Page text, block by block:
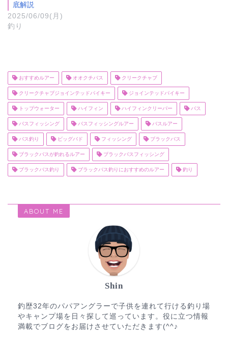
底解説
2025/06/09(月)
釣り
おすすめルアー オオクチバス クリークチャブ
クリークチャブジョインテッドパイキー ジョインテッドパイキー
トップウォーター ハイフィン ハイフィンクリーパー バス
バスフィッシング バスフィッシングルアー バスルアー
バス釣り ビッグバド フィッシング ブラックバス
ブラックバスが釣れるルアー ブラックバスフィッシング
ブラックバス釣り ブラックバス釣りにおすすめのルアー 釣り
ABOUT ME
Shin
釣歴32年のパパアングラーで子供を連れて行ける釣り場
やキャンプ場を日々探して巡っています。役に立つ情報
満載でブログをお届けさせていただきます(^^♪